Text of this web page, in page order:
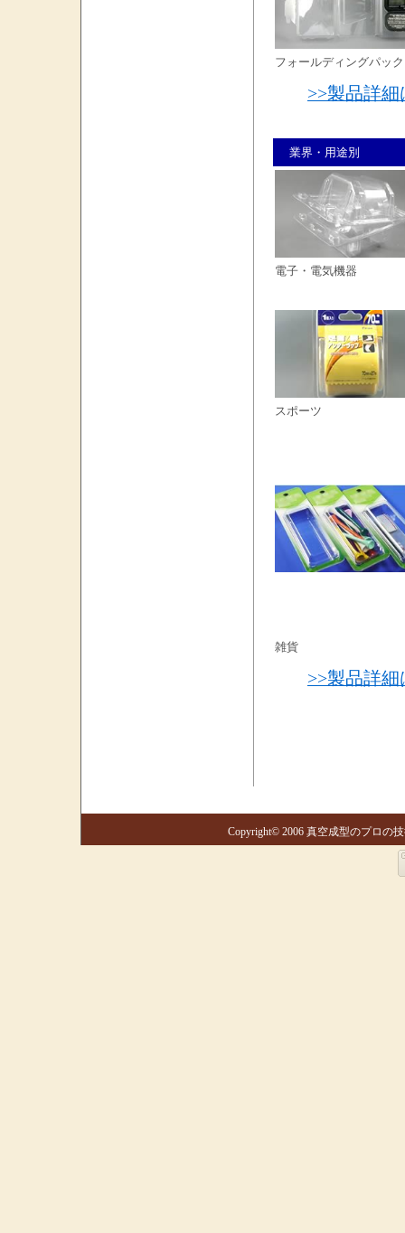
フォールディングパック
>>製品詳
業界・用途別
電子・電気機器
スポーツ
雑貨
>>製品詳
Copyright© 2006 真空成型のプロの